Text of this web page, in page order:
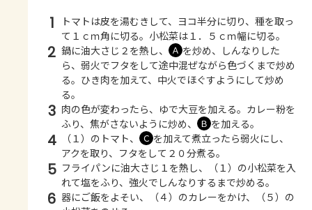
1
トマトは皮を湯むきして、ヨコ半分に切り、種を取っ
て１ｃｍ角に切る。小松菜は１．５ｃｍ幅に切る。
2 鍋に油大さじ２を熱し、 Ａ を炒め、しんなりした
ら、弱火でフタをして途中混ぜながら色づくまで炒め
る。ひき肉を加えて、中火でほぐすようにして炒め
る。
3 肉の色が変わったら、ゆで大豆を加える。カレー粉を
ふり、焦がさないように炒め、
Ｂ を加える。
4 （１）のトマト、 Ｃ を加えて煮立ったら弱火にし、
アクを取り、フタをして２０分煮る。
5 フライパンに油大さじ１を熱し、（１）の小松菜を入
れて塩をふり、強火でしんなりするまで炒める。
6 器にご飯をよそい、（４）のカレーをかけ、（５）の